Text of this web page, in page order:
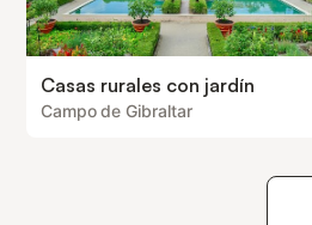
Casas rurales con jardín
Campo de Gibraltar